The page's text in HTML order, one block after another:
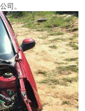
司。